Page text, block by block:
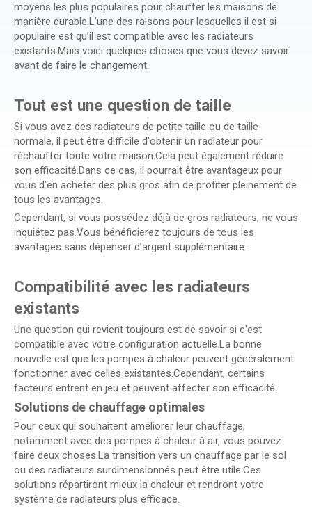
moyens les plus populaires pour chauffer les maisons de
manière durable.L’une des raisons pour lesquelles il est si
populaire est qu’il est compatible avec les radiateurs
existants.Mais voici quelques choses que vous devez savoir
avant de faire le changement.
Tout est une question de taille
Si vous avez des radiateurs de petite taille ou de taille
normale, il peut être difficile d'obtenir un radiateur pour
réchauffer toute votre maison.Cela peut également réduire
son efficacité.Dans ce cas, il pourrait être avantageux pour
vous d’en acheter des plus gros afin de profiter pleinement de
tous les avantages.
Cependant, si vous possédez déjà de gros radiateurs, ne vous
inquiétez pas.Vous bénéficierez toujours de tous les
avantages sans dépenser d’argent supplémentaire.
Compatibilité avec les radiateurs
existants
Une question qui revient toujours est de savoir si c'est
compatible avec votre configuration actuelle.La bonne
nouvelle est que les pompes à chaleur peuvent généralement
fonctionner avec celles existantes.Cependant, certains
facteurs entrent en jeu et peuvent affecter son efficacité.
Solutions de chauffage optimales
Pour ceux qui souhaitent améliorer leur chauffage,
notamment avec des pompes à chaleur à air, vous pouvez
faire deux choses.La transition vers un chauffage par le sol
ou des radiateurs surdimensionnés peut être utile.Ces
solutions répartiront mieux la chaleur et rendront votre
système de radiateurs plus efficace.